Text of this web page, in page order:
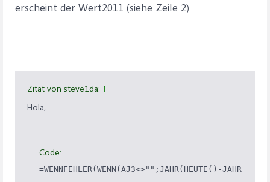
erscheint der Wert2011 (siehe Zeile 2)
Zitat von steve1da: ↑
Hola,
Code: